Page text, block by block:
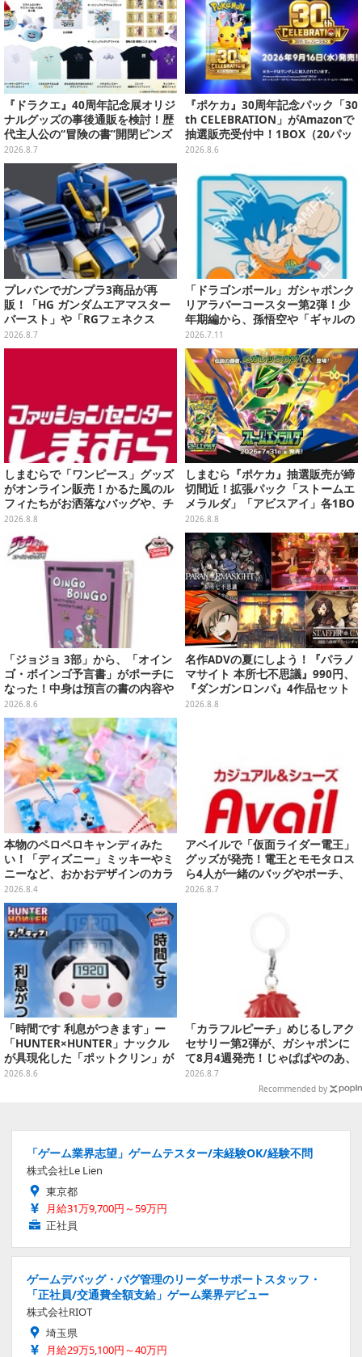
『ドラクエ』40周年記念展オリジ
ナルグッズの事後通販を検討！歴
代主人公の“冒険の書”開閉ピンズ
をはじめ、ユニークなＴシャツや
雑貨など
2026.8.7
『ポケカ』30周年記念パック「30
th CELEBRATION」がAmazonで
抽選販売受付中！1BOX（20パッ
ク入り）
2026.8.6
プレバンでガンプラ3商品が再
販！「HG ガンダムエアマスター
バースト」や「RGフェネクス
（ナラティブVer.）」も
2026.8.7
「ドラゴンボール」ガシャポンク
リアラバーコースター第2弾！少
年期編から、孫悟空や「ギャルの
パンティおくれーっ！」のウーロ
ンなどズラリ
2026.7.11
しまむらで「ワンピース」グッズ
がオンライン販売！かるた風のル
フィたちがお洒落なバッグや、チ
ョッパーが可愛いサンダルも
2026.8.8
しまむら『ポケカ』抽選販売が締
切間近！拡張パック「ストームエ
メラルダ」「アビスアイ」各1BO
Xをラインナップ
2026.8.8
「ジョジョ 3部」から、「オイン
ゴ・ボインゴ予言書」がポーチに
なった！中身は預言の書の内容や
アニメ総柄デザインをプリント
2026.8.6
名作ADVの夏にしよう！『パラノ
マサイト 本所七不思議』990円、
『ダンガンロンパ』4作品セット
で3,060円、“お紳士”な恋愛ADV
2026.8.8
本物のペロペロキャンディみた
い！「ディズニー」ミッキーやミ
ニーなど、おかおデザインのカラ
フルチャーム全10種が8月31日発
売
2026.8.4
アベイルで「仮面ライダー電王」
グッズが発売！電王とモモタロス
ら4人が一緒のバッグやポーチ、
収納ボックスも
2026.8.7
「時間です 利息がつきます」ー
「HUNTER×HUNTER」ナックル
が具現化した「ポットクリン」が
貯金箱としてプライズ展開
2026.8.6
「カラフルピーチ」めじるしアク
セサリー第2弾が、ガシャポンに
て8月4週発売！じゃぱぱやのあ、
シヴァたちメンバー11名分ライン
2026.8.7
Recommended by
「ゲーム業界志望」ゲームテスター/未経験OK/経験不問
株式会社Le Lien
東京都
月給31万9,700円～59万円
正社員
ゲームデバッグ・バグ管理のリーダーサポートスタッフ・
「正社員/交通費全額支給」ゲーム業界デビュー
株式会社RIOT
埼玉県
月給29万5,100円～40万円